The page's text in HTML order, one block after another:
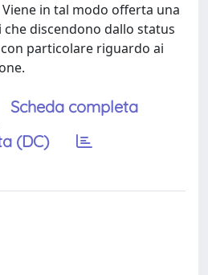
in tal modo offerta una
discendono dallo status
particolare riguardo ai
Scheda completa
(DC)